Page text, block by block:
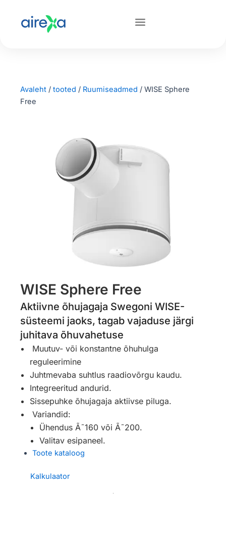
Avaleht / tooted / Ruumiseadmed / WISE Sphere
Free
WISE Sphere Free
Aktiivne õhujagaja Swegoni WISE-
süsteemi jaoks, tagab vajaduse järgi
juhitava õhuvahetuse
Muutuv- või konstantne õhuhulga
reguleerimine
Juhtmevaba suhtlus raadiovõrgu kaudu.
Integreeritud andurid.
Sissepuhke õhujagaja aktiivse piluga.
Variandid:
Ühendus Ã˜160 või Ã˜200.
Valitav esipaneel.
Toote kataloog
Kalkulaator